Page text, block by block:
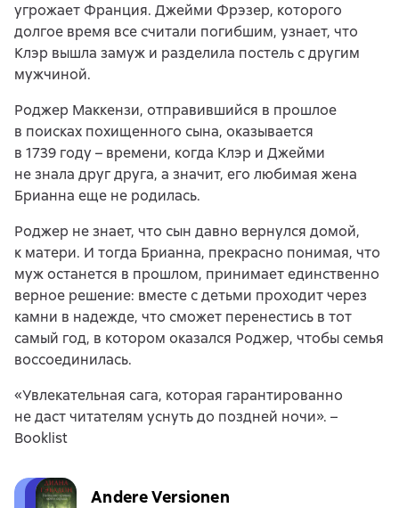
угрожает Франция. Джейми Фрэзер, которого
долгое время все считали погибшим, узнает, что
Клэр вышла замуж и разделила постель с другим
мужчиной.
Роджер Маккензи, отправившийся в прошлое
в поисках похищенного сына, оказывается
в 1739 году – времени, когда Клэр и Джейми
не знала друг друга, а значит, его любимая жена
Брианна еще не родилась.
Роджер не знает, что сын давно вернулся домой,
к матери. И тогда Брианна, прекрасно понимая, что
муж останется в прошлом, принимает единственно
верное решение: вместе с детьми проходит через
камни в надежде, что сможет перенестись в тот
самый год, в котором оказался Роджер, чтобы семья
воссоединилась.
«Увлекательная сага, которая гарантированно
не даст читателям уснуть до поздней ночи». –
Booklist
Andere Versionen